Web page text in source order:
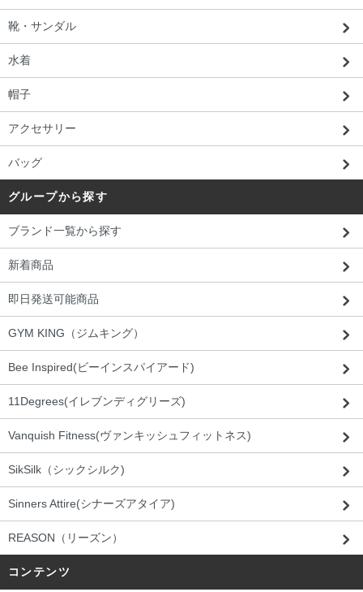
靴・サンダル
水着
帽子
アクセサリー
バッグ
グループから探す
ブランド一覧から探す
新着商品
即日発送可能商品
GYM KING（ジムキング）
Bee Inspired(ビーインスパイアード)
11Degrees(イレブンディグリーズ)
Vanquish Fitness(ヴァンキッシュフィットネス)
SikSilk（シックシルク)
Sinners Attire(シナーズアタイア)
REASON（リーズン）
コンテンツ